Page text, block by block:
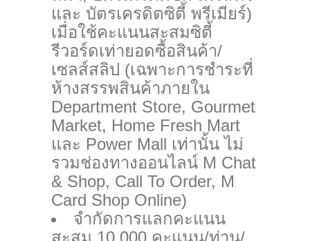
และ บัตรเครดิตซิตี้ พรีเมียร์)
เมื่อใช้คะแนนสะสมซิตี้
รีวอร์ดเท่ายอดซื้อสินค้า/
เซลส์สลิป (เฉพาะการชำระที่
ห้างสรรพสินค้าภายใน
Department Store, Gourmet
Market, Home Fresh Mart
และ Power Mall เท่านั้น ไม่
รวมช่องทางออนไลน์ M Chat
& Shop, Call To Order, M
Card Shop Online)
จำกัดการแลกคะแนน